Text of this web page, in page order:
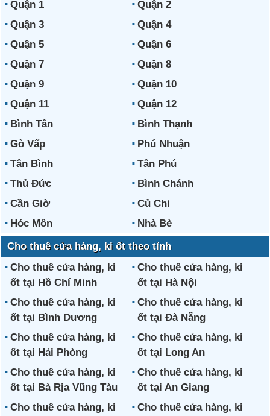
Quận 1
Quận 2
Quận 3
Quận 4
Quận 5
Quận 6
Quận 7
Quận 8
Quận 9
Quận 10
Quận 11
Quận 12
Bình Tân
Bình Thạnh
Gò Vấp
Phú Nhuận
Tân Bình
Tân Phú
Thủ Đức
Bình Chánh
Cần Giờ
Củ Chi
Hóc Môn
Nhà Bè
Cho thuê cửa hàng, ki ốt theo tỉnh
Cho thuê cửa hàng, ki
ốt tại Hồ Chí Minh
Cho thuê cửa hàng, ki
ốt tại Hà Nội
Cho thuê cửa hàng, ki
ốt tại Bình Dương
Cho thuê cửa hàng, ki
ốt tại Đà Nẵng
Cho thuê cửa hàng, ki
ốt tại Hải Phòng
Cho thuê cửa hàng, ki
ốt tại Long An
Cho thuê cửa hàng, ki
ốt tại Bà Rịa Vũng Tàu
Cho thuê cửa hàng, ki
ốt tại An Giang
Cho thuê cửa hàng, ki
Cho thuê cửa hàng, ki